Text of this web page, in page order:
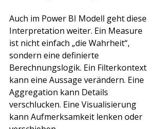
Auch im Power BI Modell geht diese
Interpretation weiter. Ein Measure
ist nicht einfach „die Wahrheit“,
sondern eine definierte
Berechnungslogik. Ein Filterkontext
kann eine Aussage verändern. Eine
Aggregation kann Details
verschlucken. Eine Visualisierung
kann Aufmerksamkeit lenken oder